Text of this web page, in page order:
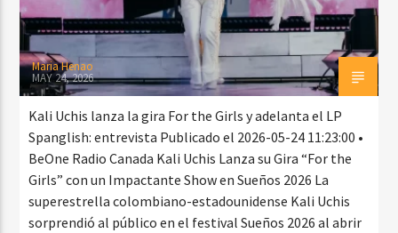
Maria Henao
MAY 24, 2026
Kali Uchis lanza la gira For the Girls y adelanta el LP
Spanglish: entrevista Publicado el 2026-05-24 11:23:00 •
BeOne Radio Canada Kali Uchis Lanza su Gira “For the
Girls” con un Impactante Show en Sueños 2026 La
superestrella colombiano-estadounidense Kali Uchis
sorprendió al público en el festival Sueños 2026 al abrir